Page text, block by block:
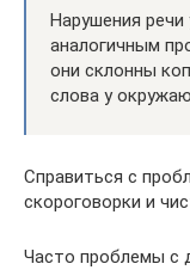
Нарушения речи
аналогичным
они склонны
слова у
Справиться с
скороговорки и
Часто проблемы с